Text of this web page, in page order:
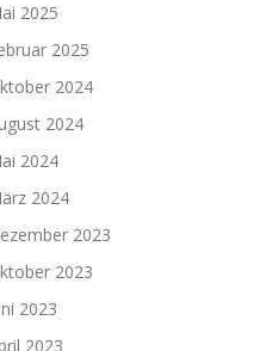
2025
2025
2024
2024
2024
2024
2023
2023
2023
2023